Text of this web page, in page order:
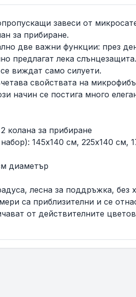
завеси от
за прибиране.
две важни функции: през
предлагат лека
виждат само силуети.
свойствата на
начин се постига много
колана за прибиране
145x140 см, 225x140 см,
диаметър
лесна за поддръжка, без
са приблизителни и се
от действителните